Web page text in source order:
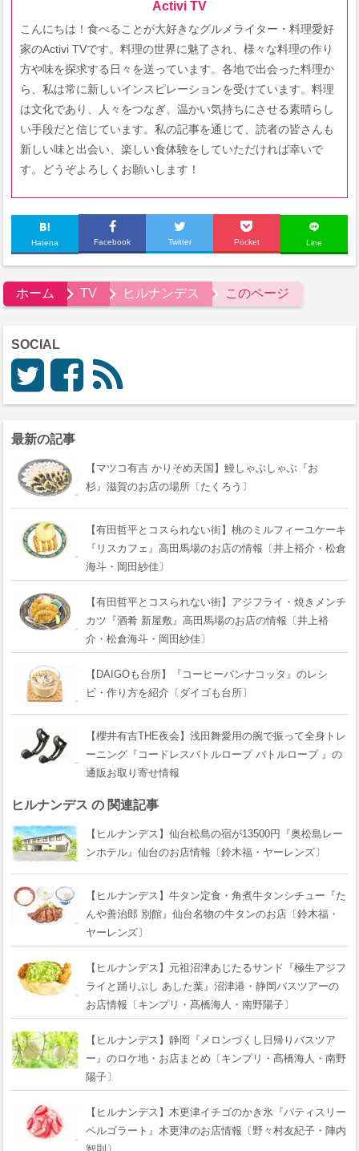
Activi TV
こんにちは！食べることが大好きなグルメライター・料理愛好
家のActivi TVです。料理の世界に魅了され、様々な料理の作り
方や味を探求する日々を送っています。各地で出会った料理か
ら、私は常に新しいインスピレーションを受けています。料理
は文化であり、人々をつなぎ、温かい気持ちにさせる素晴らし
い手段だと信じています。私の記事を通じて、読者の皆さんも
新しい味と出会い、楽しい食体験をしていただければ幸いで
す。どうぞよろしくお願いします！
Hatena Facebook Twitter Pocket Line
ホーム TV ヒルナンデス このページ
SOCIAL
最新の記事
【マツコ有吉 かりそめ天国】鰻しゃぶしゃぶ『おゝ
杉』滋賀のお店の場所〔たくろう〕
【有田哲平とコスられない街】桃のミルフィーユケーキ
『リスカフェ』高田馬場のお店の情報〔井上裕介・松倉
海斗・岡田紗佳〕
【有田哲平とコスられない街】アジフライ・焼きメンチ
カツ『酒肴 新屋敷』高田馬場のお店の情報〔井上裕
介・松倉海斗・岡田紗佳〕
【DAIGOも台所】『コーヒーパンナコッタ』のレシ
ピ・作り方を紹介〔ダイゴも台所〕
【櫻井有吉THE夜会】浅田舞愛用の腕で振って全身トレ
ーニング『コードレスバトルロープ バトルロープ 』の
通販お取り寄せ情報
ヒルナンデス の 関連記事
【ヒルナンデス】仙台松島の宿が13500円『奥松島レー
ンホテル』仙台のお店情報〔鈴木福・ヤーレンズ〕
【ヒルナンデス】牛タン定食・角煮牛タンシチュー『た
んや善治郎 別館』仙台名物の牛タンのお店〔鈴木福・
ヤーレンズ〕
【ヒルナンデス】元祖沼津あじたるサンド『極生アジフ
ライと踊りぶし あした葉』沼津港・静岡バスツアーの
お店情報〔キンプリ・髙橋海人・南野陽子〕
【ヒルナンデス】静岡『メロンづくし日帰りバスツア
ー』のロケ地・お店まとめ〔キンプリ・髙橋海人・南野
陽子〕
【ヒルナンデス】木更津イチゴのかき氷『パティスリー
ペルゴラート』木更津のお店情報〔野々村友紀子・陣内